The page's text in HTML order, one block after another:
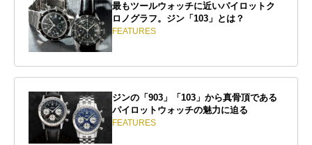
最もツールウォッチに近いパイロットク
ロノグラフ。ジン「103」とは？
FEATURES
ジンの「903」「103」から真骨頂である
パイロットウォッチの魅力に迫る
FEATURES